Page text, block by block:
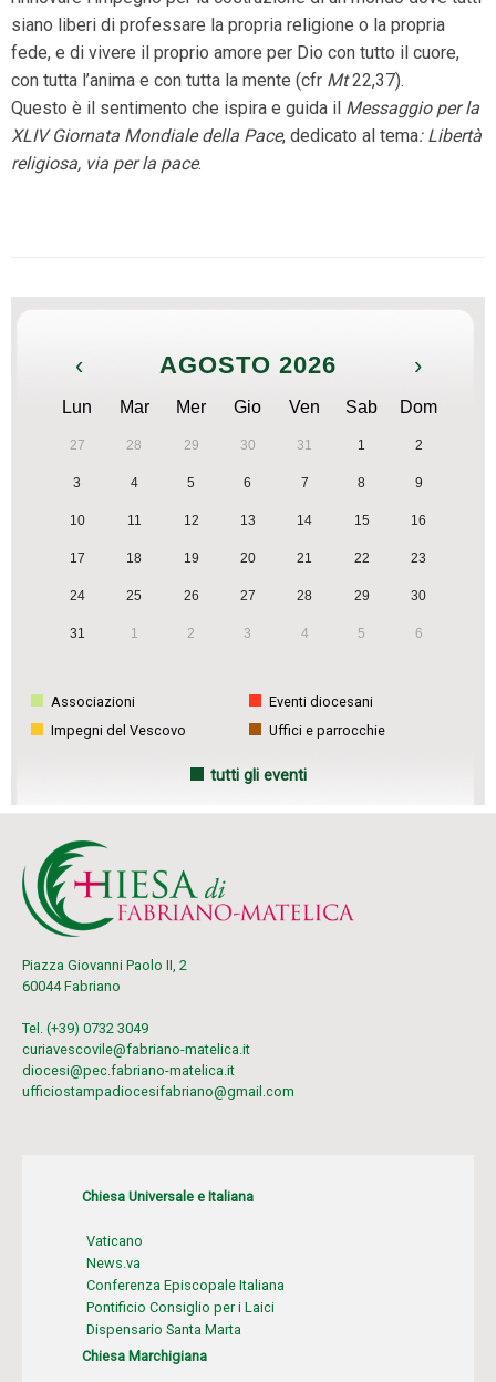
siano liberi di professare la propria religione o la propria
fede, e di vivere il proprio amore per Dio con tutto il cuore,
con tutta l’anima e con tutta la mente (cfr Mt22,37).
Questo è il sentimento che ispira e guida il Messaggio per la
XLIV Giornata Mondiale della Pace, dedicato al tema: Libertà
religiosa, via per la pace.
‹ AGOSTO 2026 ›
Lun Mar Mer Gio Ven Sab Dom
27 28 29 30 31 1 2
3 4 5 6 7 8 9
10 11 12 13 14 15 16
17 18 19 20 21 22 23
24 25 26 27 28 29 30
31 1 2 3 4 5 6
Associazioni
Eventi diocesani
Impegni del Vescovo
Uffici e parrocchie
tutti gli eventi
Piazza Giovanni Paolo II, 2
60044 Fabriano
Tel. (+39) 0732 3049
curiavescovile@fabriano-matelica.it
diocesi@pec.fabriano-matelica.it
ufficiostampadiocesifabriano@gmail.com
Chiesa Universale e Italiana
Vaticano
News.va
Conferenza Episcopale Italiana
Pontificio Consiglio per i Laici
Dispensario Santa Marta
Chiesa Marchigiana